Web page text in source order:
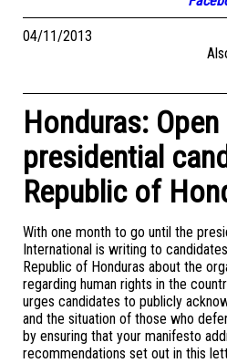
04/11/2013
Honduras:
presidential
Republic of
With one month to go until the
International is writing to
Republic of Honduras about the
regarding human rights in the
urges candidates to publicly
and the situation of those who
by ensuring that your manifesto
recommendations set out in this